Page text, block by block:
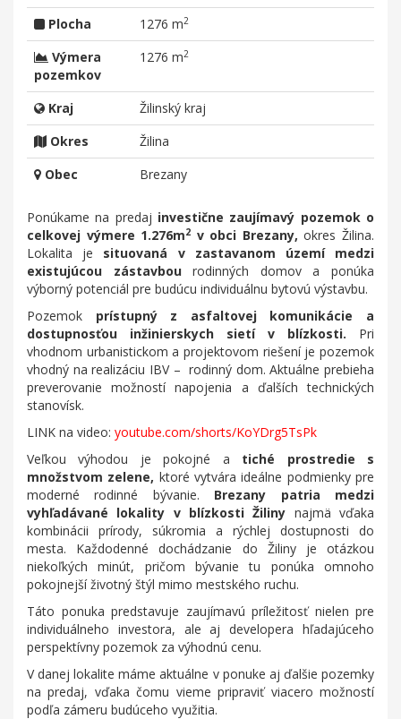
Plocha 1276 m2
Výmera
pozemkov
1276 m2
Kraj
Žilinský kraj
Okres
Žilina
Obec
Brezany
Ponúkame na predaj investične zaujímavý pozemok o
celkovej výmere 1.276m2 v obci Brezany, okres Žilina.
Lokalita je situovaná v zastavanom území medzi
existujúcou zástavbourodinných domov a ponúka
výborný potenciál pre budúcu individuálnu bytovú výstavbu.
Pozemok prístupný z asfaltovej komunikácie a
dostupnosťou inžinierskych sietí v blízkosti. Pri
vhodnom urbanistickom a projektovom riešení je pozemok
vhodný na realizáciu IBV – rodinný dom. Aktuálne prebieha
preverovanie možností napojenia a ďalších technických
stanovísk.
LINK na video: youtube.com/shorts/KoYDrg5TsPk
Veľkou výhodou je pokojné a tiché prostredie s
množstvom zelene, ktoré vytvára ideálne podmienky pre
moderné rodinné bývanie. Brezany patria medzi
vyhľadávané lokality v blízkosti Žiliny najmä vďaka
kombinácii prírody, súkromia a rýchlej dostupnosti do
mesta. Každodenné dochádzanie do Žiliny je otázkou
niekoľkých minút, pričom bývanie tu ponúka omnoho
pokojnejší životný štýl mimo mestského ruchu.
Táto ponuka predstavuje zaujímavú príležitosť nielen pre
individuálneho investora, ale aj developera hľadajúceho
perspektívny pozemok za výhodnú cenu.
V danej lokalite máme aktuálne v ponuke aj ďalšie pozemky
na predaj, vďaka čomu vieme pripraviť viacero možností
podľa zámeru budúceho využitia.